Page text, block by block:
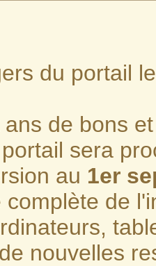
du portail
de bons
sera
au 1er
complète de
nouvelles